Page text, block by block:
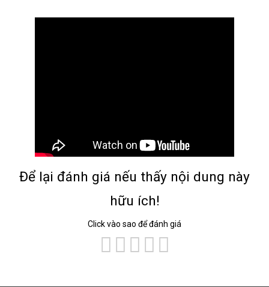
Để lại đánh giá nếu thấy nội dung này
hữu ích!
Click vào sao để đánh giá